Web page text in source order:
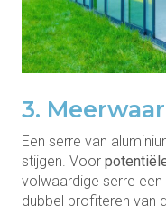
3.
Een serre van
stijgen. Voor
volwaardige serre
dubbel profiteren van